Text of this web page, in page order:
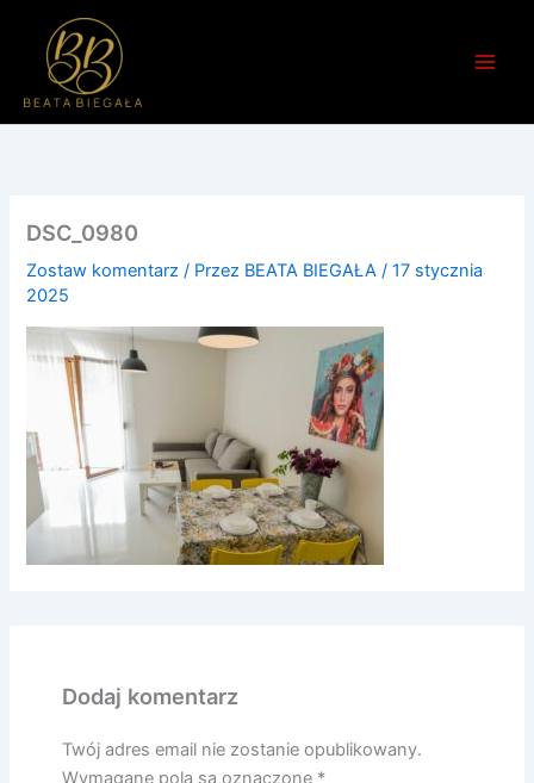
DSC_0980
Zostaw komentarz / Przez BEATA BIEGAŁA/17 stycznia
2025
Dodaj komentarz
Twój adres email nie zostanie opublikowany.
Wymagane pola są oznaczone *